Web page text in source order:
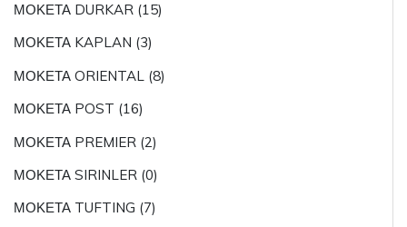
ΜΟΚΕΤΑ DURKAR (15)
ΜΟΚΕΤΑ KAPLAN (3)
ΜΟΚΕΤΑ ORIENTAL (8)
ΜΟΚΕΤΑ POST (16)
ΜΟΚΕΤΑ PREMIER (2)
ΜΟΚΕΤΑ SIRINLER (0)
ΜΟΚΕΤΑ TUFTING (7)